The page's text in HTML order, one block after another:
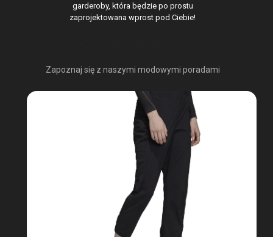
garderoby, która będzie po prostu
zaprojektowana wprost pod Ciebie!
Zapoznaj się z naszymi modowymi poradami